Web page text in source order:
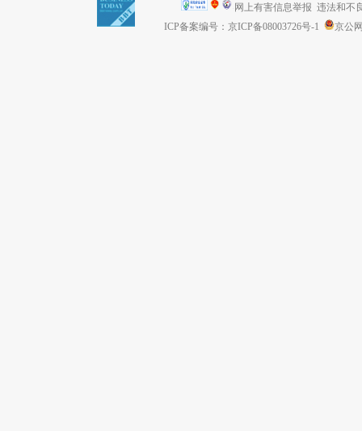
网上有害信息举报 违法和不
ICP备案编号：京ICP备08003726号-1
京公